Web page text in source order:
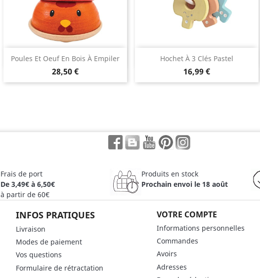
Poules Et Oeuf En Bois À Empiler
28,50 €
Aperçu rapide Hochet À 3 Clés Pastel
16,99 €
Aperçu rapide
Facebook
Rss YouTubePinterest
Frais de port
De 3,49€ à 6,50€
à partir de 60€
Produits en stock
Prochain envoi le 18 août
INFOS PRATIQUES
Livraison
Modes de paiement
Vos questions
Formulaire de rétractation
VOTRE COMPTE
Informations personnelles
Commandes
Avoirs
Adresses